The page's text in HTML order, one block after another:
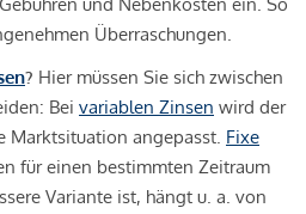
Überraschungen.
? Hier müssen Sie sich zwischen
Bei variablen Zinsen wird der
Marktsituation angepasst. Fixe
für einen bestimmten Zeitraum
Variante ist, hängt u. a. von